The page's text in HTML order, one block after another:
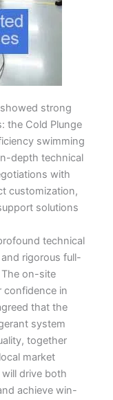
strong
the Cold Plunge
swimming
depth technical
with
customization,
solutions
technical
rigorous full-
on-site
confidence in
that the
system
together
market
drive both
achieve win-